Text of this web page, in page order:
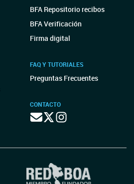
BFA Repositorio recibos
BFA Verificación
Firma digital
FAQ Y TUTORIALES
Preguntas Frecuentes
CONTACTO